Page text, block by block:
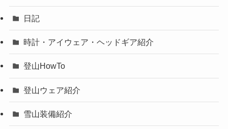
日記
時計・アイウェア・ヘッドギア紹介
登山HowTo
登山ウェア紹介
雪山装備紹介